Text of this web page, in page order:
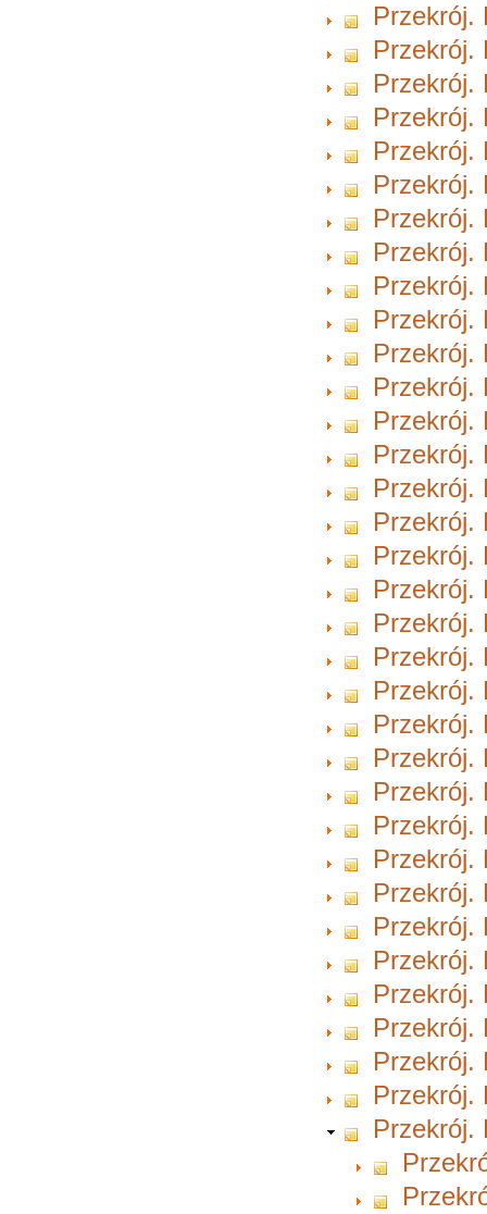
Przekrój.
Przekrój.
Przekrój.
Przekrój.
Przekrój.
Przekrój.
Przekrój.
Przekrój.
Przekrój.
Przekrój.
Przekrój.
Przekrój.
Przekrój.
Przekrój.
Przekrój.
Przekrój.
Przekrój.
Przekrój.
Przekrój.
Przekrój.
Przekrój.
Przekrój.
Przekrój.
Przekrój.
Przekrój.
Przekrój.
Przekrój.
Przekrój.
Przekrój.
Przekrój.
Przekrój.
Przekrój.
Przekrój.
Przekrój.